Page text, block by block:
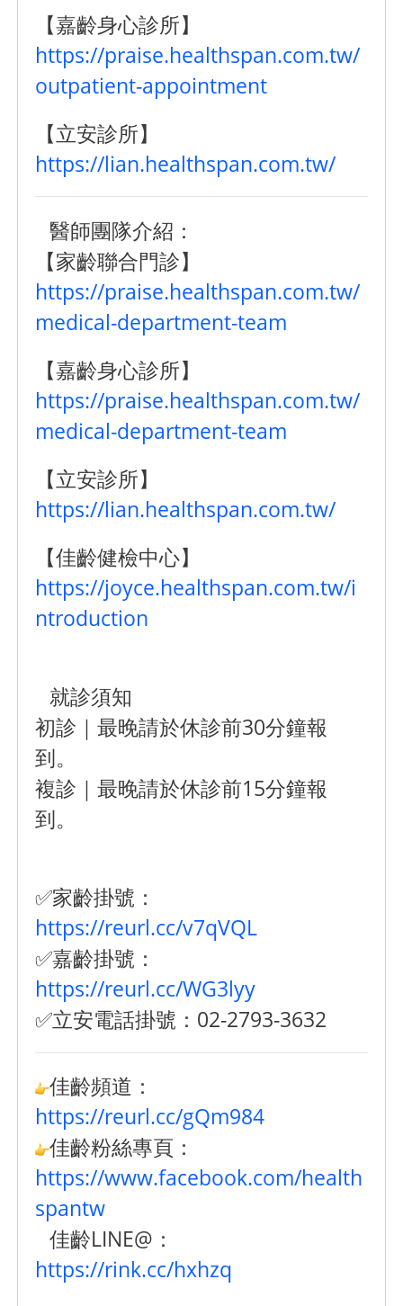
【嘉齡身心診所】
https://praise.healthspan.com.tw/
outpatient-appointment
【立安診所】
https://lian.healthspan.com.tw/
醫師團隊介紹：
【家齡聯合門診】
https://praise.healthspan.com.tw/
medical-department-team
【嘉齡身心診所】
https://praise.healthspan.com.tw/
medical-department-team
【立安診所】
https://lian.healthspan.com.tw/
【佳齡健檢中心】
https://joyce.healthspan.com.tw/i
ntroduction
就診須知
初診｜最晚請於休診前30分鐘報
到。
複診｜最晚請於休診前15分鐘報
到。
✅家齡掛號：
https://reurl.cc/v7qVQL
✅嘉齡掛號：
https://reurl.cc/WG3lyy
✅立安電話掛號：02-2793-3632
佳齡頻道：
https://reurl.cc/gQm984
佳齡粉絲專頁：
https://www.facebook.com/health
spantw
佳齡LINE@：
https://rink.cc/hxhzq